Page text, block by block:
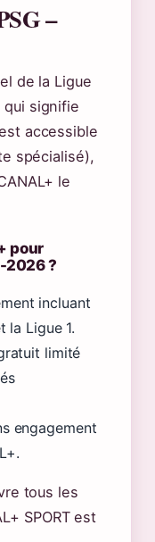
–
de la Ligue
qui signifie
accessible
spécialisé),
le
pour
2026 ?
incluant
la Ligue 1.
limité
engagement
tous les
SPORT est